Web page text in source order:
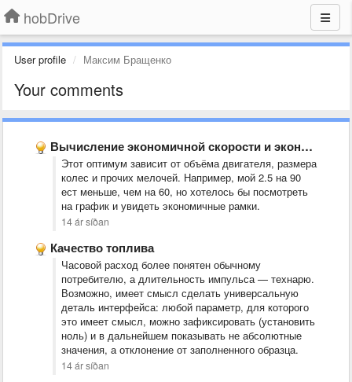
hobDrive
User profile Максим Бращенко
Your comments
Вычисление экономичной скорости и экономайзер
Этот оптимум зависит от объёма двигателя, размера
колес и прочих мелочей. Например, мой 2.5 на 90
ест меньше, чем на 60, но хотелось бы посмотреть
на график и увидеть экономичные рамки.
14 ár síðan
Качество топлива
Часовой расход более понятен обычному
потребителю, а длительность импульса — технарю.
Возможно, имеет смысл сделать универсальную
деталь интерфейса: любой параметр, для которого
это имеет смысл, можно зафиксировать (установить
ноль) и в дальнейшем показывать не абсолютные
значения, а отклонение от заполненного образца.
14 ár síðan